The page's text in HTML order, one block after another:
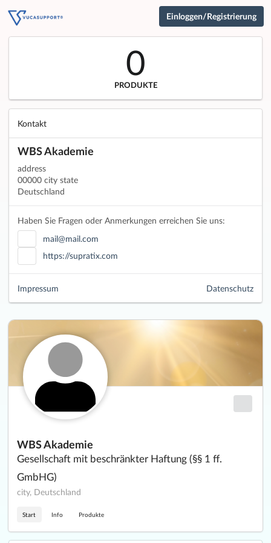
Einloggen/Registrierung
WBS Akademie
Gesellschaft mit beschränkter Haftung (§§ 1 ff.
GmbHG)
city, Deutschland
Start Info Produkte
0
PRODUKTE
Kontakt
WBS Akademie
address
00000 city state
Deutschland
Haben Sie Fragen oder Anmerkungen erreichen Sie uns:
mail@mail.com
https://supratix.com
Datenschutz
Impressum